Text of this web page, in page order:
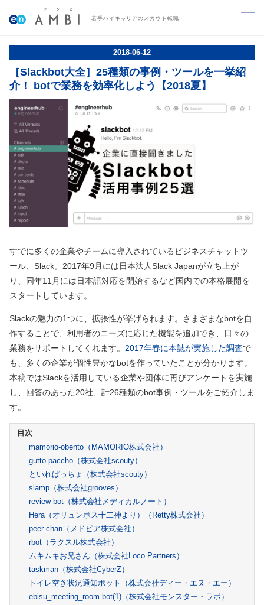
若手ハイキャリアのスカウト転職
2018-06-12
［Slackbot大全］25種類の事例・ツールを一挙紹
介！ botで業務を効率化しよう【2018夏】
すでに多くの企業やチームに導入されているビジネスチャットツ
ール、Slack。2017年9月には日本法人Slack Japanが立ち上が
り、同年11月には日本語対応を開始するなど国内での本格展開を
スタートしています。
Slackの魅力の1つに、拡張性が挙げられます。さまざまなbotを自
作することで、利用者のニーズに応じた機能を追加でき、日々の
業務をサポートしてくれます。 2017年春に本誌が実施した調査で
も、多くの企業が個性豊かなbotを作っていたことが分かります。
本稿ではSlackを活用している企業や団体に再びアンケートを実施
し、回答のあった20社、計26種類のbot事例・ツールをご紹介しま
す。
mamorio-obento （MAMORIO株式会社）
gutto-paccho （株式会社scouty）
といれぱっちょ
（株式会社scouty）
slamp （株式会社grooves）
review bot （株式会社メディカルノート）
Hera（オリュンポス十二神より）
（Retty株式会社）
peer-chan （メドピア株式会社）
rbot （ラクスル株式会社）
ムキムキお兄さん （株式会社Loco Partners）
taskman （株式会社CyberZ）
トイレ空き状況通知ボット
（株式会社ディー・エヌ・エー）
ebisu_meeting_room bot(1) （株式会社モンスター・ラボ）